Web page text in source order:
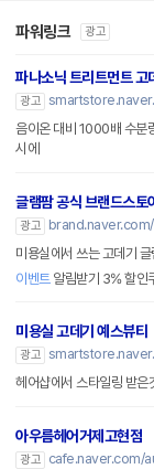
파워링크 광고
파나소닉 트리트먼트 고
광고
음이온 대비 1000배 수분
시에
글램팜 공식 브랜드스토
광고
미용실에서 쓰는 고데기
이벤트알림받기 3% 할인
미용실 고데기 예스뷰티
광고
헤어샵에서 스타일링 받은
아우름헤어거제고현점
광고
cafe.naver.com/